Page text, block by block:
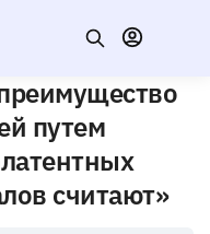
путем
считают»